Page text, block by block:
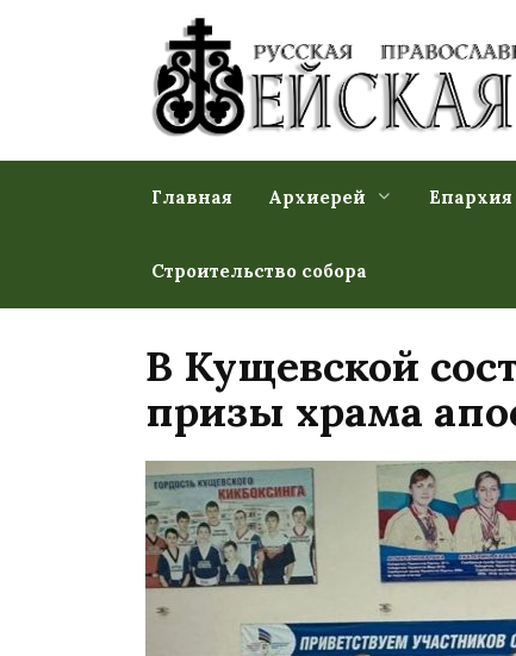
Главная Архиерей Епархия
Строительство собора
В Кущевской
призы храма